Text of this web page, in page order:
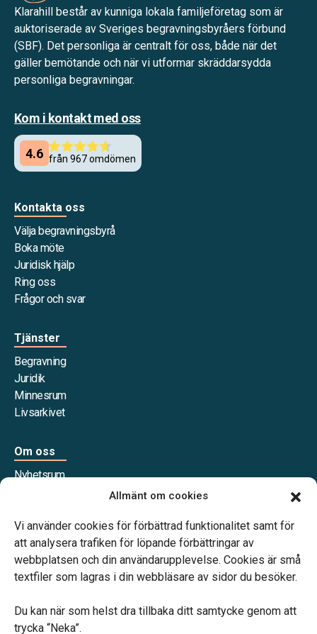
Allmänt om cookies
Vi använder cookies för förbättrad funktionalitet samt för
att analysera trafiken för löpande förbättringar av
webbplatsen och din användarupplevelse. Cookies är små
textfiler som lagras i din webbläsare av sidor du besöker.
Du kan när som helst dra tillbaka ditt samtycke genom att
trycka “Neka”.
Klarahill består av kunniga lokala familjeföretag som är
auktoriserade av Sveriges begravningsbyråers förbund
(SBF). Det personliga är centralt för oss, både när det
gäller bemötande och när vi utformar skräddarsydda
personliga begravningar.
Kom i kontakt med oss
Kontakta oss
Välja begravningsbyrå
Boka möte
Juridisk hjälp
Ring oss
Frågor och svar
Tjänster
Begravning
Juridik
Minnesrum
Livsarkivet
Om oss
Nyhetsrum
Våra samarbetspartners
familjejuridiken – genom hela livet.